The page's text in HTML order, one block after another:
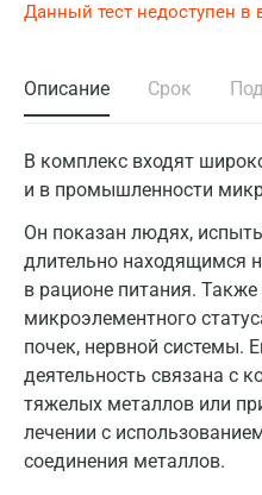
Данный тест недоступен в
Описание Срок
В комплекс входят
и в промышленности
Он показан людях,
длительно находящимся
в рационе питания.
микроэлементного
почек, нервной системы.
деятельность связана с
тяжелых металлов или
лечении с
соединения металлов.